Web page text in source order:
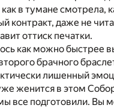
в тумане смотрела,
контракт, даже не
оттиск печатки.
как можно быстрее
брачного
лишенный
женится в этом
все подготовили. Вы